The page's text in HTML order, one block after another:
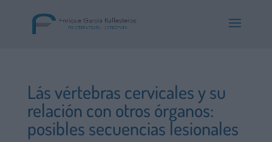
Lás vértebras cervicales y su
relación con otros órganos:
posibles secuencias lesionales